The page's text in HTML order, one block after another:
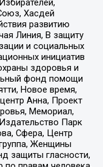
Хасдей
развитию
Линия, В защиту
и социальных
инициатив
здоровья и
фонд помощи
Новое время,
Анна, Проект
Мемориал,
Парк
Сфера, Центр
Женщины
защиты гласности,